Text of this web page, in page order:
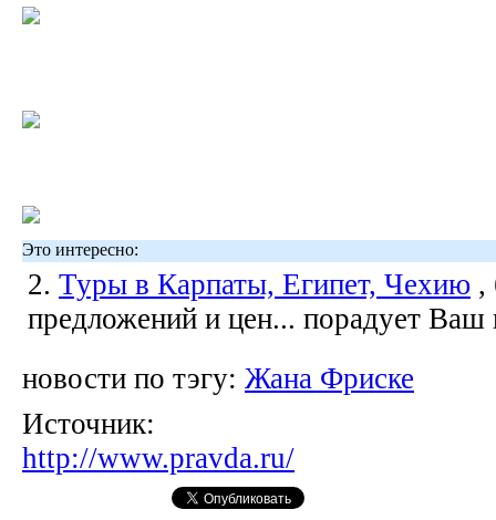
Это интересно:
2. Туры в Карпаты, Египет, Чехию ,
предложений и цен... порадует Ваш
новости по тэгу: Жана Фриске
Источник:
http://www.pravda.ru/